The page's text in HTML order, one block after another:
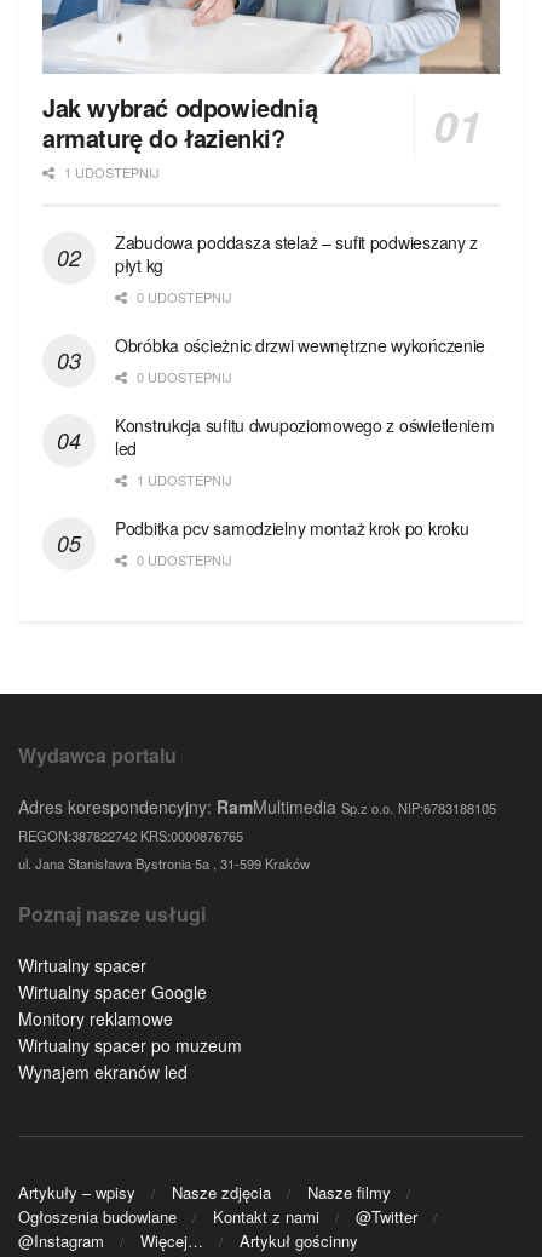
Jak wybrać odpowiednią
armaturę do łazienki?
1 UDOSTEPNIJ
Zabudowa poddasza stelaż – sufit podwieszany z
płyt kg
0 UDOSTEPNIJ
Obróbka ościeżnic drzwi wewnętrzne wykończenie
0 UDOSTEPNIJ
Konstrukcja sufitu dwupoziomowego z oświetleniem
led
1 UDOSTEPNIJ
Podbitka pcv samodzielny montaż krok po kroku
0 UDOSTEPNIJ
Wydawca portalu
Adres korespondencyjny: RamMultimedia Sp.z o.o. NIP:6783188105
REGON:387822742 KRS:0000876765
ul. Jana Stanisława Bystronia 5a , 31-599 Kraków
Poznaj nasze usługi
Wirtualny spacer
Wirtualny spacer Google
Monitory reklamowe
Wirtualny spacer po muzeum
Wynajem ekranów led
Artykuły – wpisy Nasze zdjęcia
Nasze filmy
Ogłoszenia budowlane
Kontakt z nami
@Twitter
@Instagram
Więcej… Artykuł gościnny